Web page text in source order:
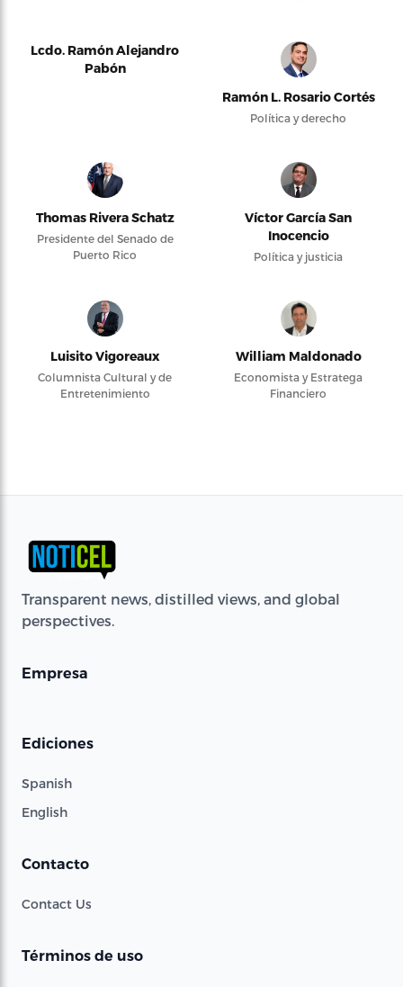
Lcdo. Ramón Alejandro
Pabón
Ramón L. Rosario Cortés
Política y derecho
Thomas Rivera Schatz
Presidente del Senado de
Puerto Rico
Víctor García San
Inocencio
Política y justicia
Luisito Vigoreaux
Columnista Cultural y de
Entretenimiento
William Maldonado
Economista y Estratega
Financiero
Transparent news, distilled views, and global
perspectives.
Empresa
Ediciones
Spanish
English
Contacto
Contact Us
Términos de uso